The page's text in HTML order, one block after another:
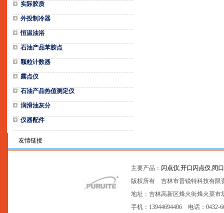
实际胶质
外投制冷器
恒温油浴
石油产品苯胺点
颗粒计数器
露点仪
石油产品热值测定仪
润滑油灰分
仪器配件
友情链接
主要产品： 闪点仪,开口闪点仪,闭
版权所有 吉林市普锐特科技有
地址：吉林高新区烽火街烽火菜
手机：13944694406 电话：0432-